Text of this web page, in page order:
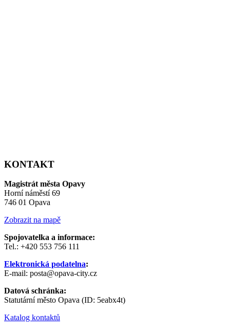
KONTAKT
Magistrát města Opavy
Horní náměstí 69
746 01 Opava
Zobrazit na mapě
Spojovatelka a informace:
Tel.: +420 553 756 111
Elektronická podatelna:
E-mail: posta@opava-city.cz
Datová schránka:
Statutární město Opava (ID: 5eabx4t)
Katalog kontaktů